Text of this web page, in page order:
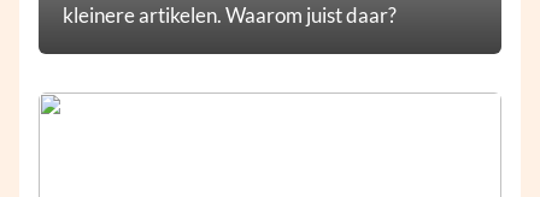
kleinere artikelen. Waarom juist daar?